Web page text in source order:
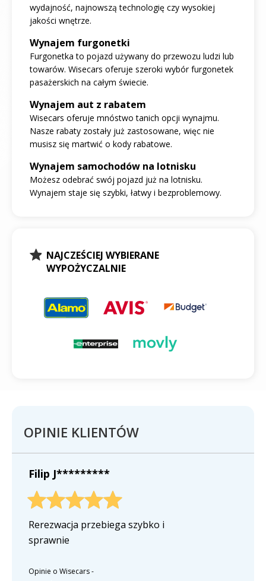
wydajność, najnowszą technologię czy wysokiej
jakości wnętrze.
Wynajem furgonetki
Furgonetka to pojazd używany do przewozu ludzi lub
towarów. Wisecars oferuje szeroki wybór furgonetek
pasażerskich na całym świecie.
Wynajem aut z rabatem
Wisecars oferuje mnóstwo tanich opcji wynajmu.
Nasze rabaty zostały już zastosowane, więc nie
musisz się martwić o kody rabatowe.
Wynajem samochodów na lotnisku
Możesz odebrać swój pojazd już na lotnisku.
Wynajem staje się szybki, łatwy i bezproblemowy.
NAJCZEŚCIEJ WYBIERANE
WYPOŻYCZALNIE
OPINIE KLIENTÓW
Filip J*********
Rerezwacja przebiega szybko i
sprawnie
Opinie o Wisecars-